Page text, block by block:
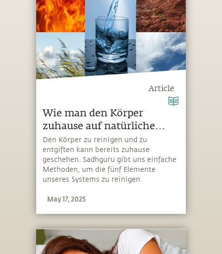
Article
Wie man den Körper
zuhause auf natürliche
Weise reinigen kann
Den Körper zu reinigen und zu
entgiften kann bereits zuhause
geschehen. Sadhguru gibt uns einfache
Methoden, um die fünf Elemente
unseres Systems zu reinigen
May 17, 2025